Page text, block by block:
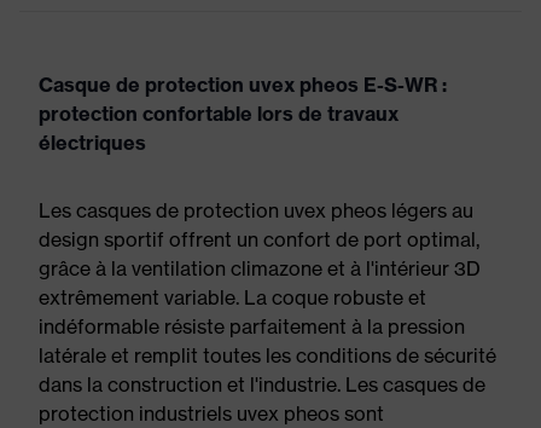
Casque de protection uvex pheos E-S-WR :
protection confortable lors de travaux
électriques
Les casques de protection uvex pheos légers au
design sportif offrent un confort de port optimal,
grâce à la ventilation climazone et à l'intérieur 3D
extrêmement variable. La coque robuste et
indéformable résiste parfaitement à la pression
latérale et remplit toutes les conditions de sécurité
dans la construction et l'industrie. Les casques de
protection industriels uvex pheos sont